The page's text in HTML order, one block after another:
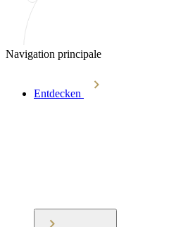
Navigation principale
Entdecken